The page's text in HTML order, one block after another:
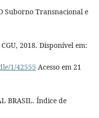
Suborno Transnacional e
2018. Disponível em:
1/42555 Acesso em 21
BRASIL. Índice de